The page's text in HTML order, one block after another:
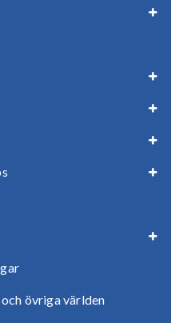
övriga världen